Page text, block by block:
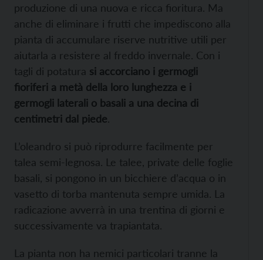
produzione di una nuova e ricca fioritura. Ma
anche di eliminare i frutti che impediscono alla
pianta di accumulare riserve nutritive utili per
aiutarla a resistere al freddo invernale. Con i
tagli di potatura si accorciano i germogli
fioriferi a metà della loro lunghezza e i
germogli laterali o basali a una decina di
centimetri dal piede.
L’oleandro si può riprodurre facilmente per
talea semi-legnosa. Le talee, private delle foglie
basali, si pongono in un bicchiere d’acqua o in
vasetto di torba mantenuta sempre umida. La
radicazione avverrà in una trentina di giorni e
successivamente va trapiantata.
La pianta non ha nemici particolari tranne la